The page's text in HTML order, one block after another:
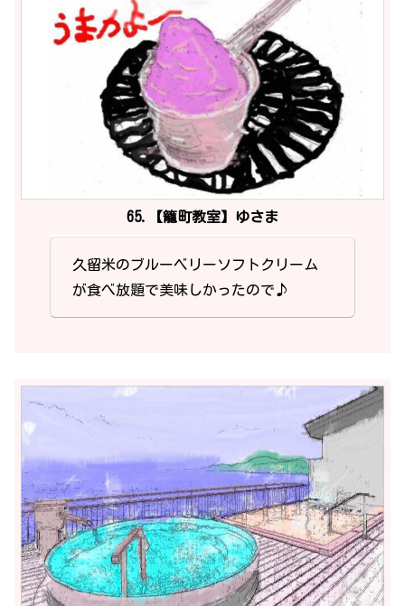
65.【籠町教室】ゆさま
久留米のブルーベリーソフトクリーム
が食べ放題で美味しかったので♪